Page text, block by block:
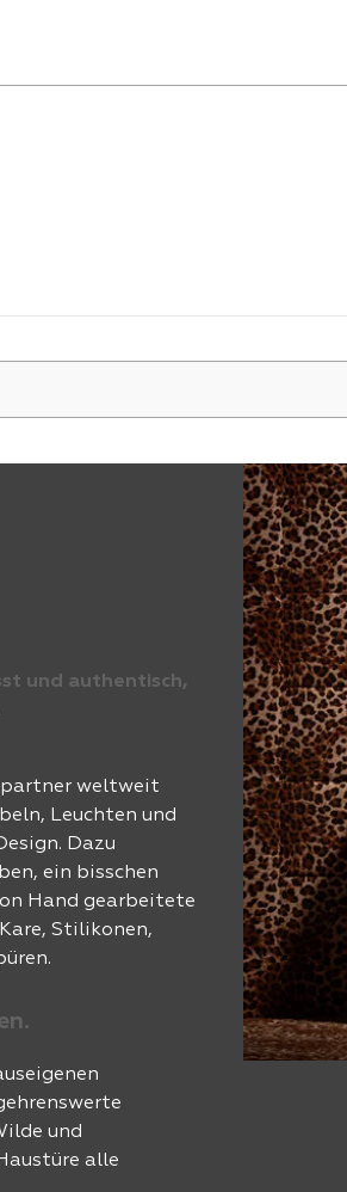
und authentisch,
weltweit
Leuchten und
Dazu
ein bisschen
Hand gearbeitete
Stilikonen,
und
alle